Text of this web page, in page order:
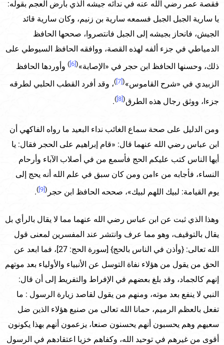
فقصة عمر رضي الله عنه في ندائه جيشه الذي بأرض العجم بقوله:
يا سارية الجبل الجبل فسمعه سارية بن زنيم، وكان سارية قائد
الجيش، فانحاز بجيشه إلى الجبل فانتصروا، صححها الحافظ
الدمياطي في جزء ألفه لهذه القصة، ووافقه الحافظ السيوطي على
ذلك، وحسنها الحافظ ابن حجر في «الإصابة»(
[6]
) وأوردها الحافظ
الزبيدي في «شرح القاموس»(
)، وقد أفرد القطب الحلبي لطرقه
جزءا، ووثق رجال هذه الطرق(
)
.
ومن الدليل على صحة سماع الغائب نداء البعيد ما رواه الفاكهي أن
ابن عباس رضي الله عنهما قال: «قام إبراهيم على الحجر فقال: يا
أيها الناس كتب عليكم الحج فأسمع من في أصلاب الآباء وأرحام
النساء، فأجابه من ءامن ومن كان سبق في علم الله أنه يحج إلى
يوم القيامة: لبيك اللهم لبيك»، صححه الحافظ ابن حجر (
[9]
)
.
وهذا الذي ثبت عن ابن عباس رضي الله عنهما مما لا يقال بالرأي بل
يقال بالتوقيف، وهو مما عرف وانتشر عند المفسرين لمعنى قول
الله تعالى: {وأذن في الناس بالحج} [سورة الحج: 27]، فما ابعد عن
الحق من يقول من هؤلاء نفاة التوسل عن الأنبياء والأولياء بعد موتهم
إنهم كالجماد، وقد بلغ بعضهم في الإفراط والتفريط إلى أن قال:
النبي لا ينفع بعد موته، ومنهم من يقول لقاصد زيارة الرسول : ما
تفعل بالعظم الرميم، حمانا الله تعالى من صنيع هؤلاء الذين ضل
سعيهم وهم يحسبون أنهم يحسنون صنعا، يزعمون أنهم بهذا يكونون
أقوى من غيرهم في توحيد الله، وكفاهم خزيا اعتقادهم في الرسول